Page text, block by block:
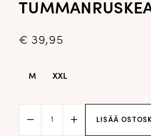
€ 39,95
M XXL
LISÄÄ